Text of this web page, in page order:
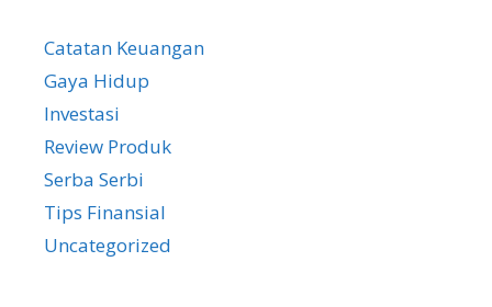
Catatan Keuangan
Gaya Hidup
Investasi
Review Produk
Serba Serbi
Tips Finansial
Uncategorized